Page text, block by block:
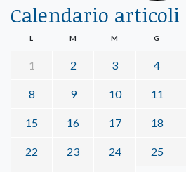
Calendario articoli
L M M G
1 2 3 4
8 9 10 11
15 16 17 18
22 23 24 25